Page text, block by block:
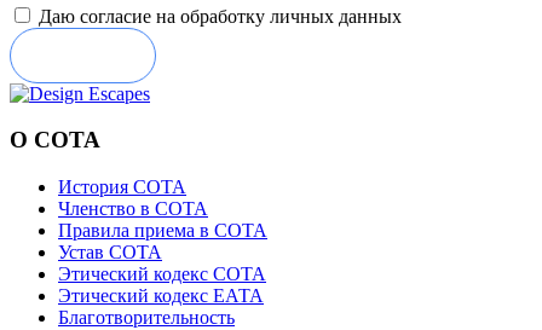
Даю согласие на обработку личных данных
О СОТА
История СОТА
Членство в СОТА
Правила приема в СОТА
Устав СОТА
Этический кодекс СОТА
Этический кодекс ЕАТА
Благотворительность